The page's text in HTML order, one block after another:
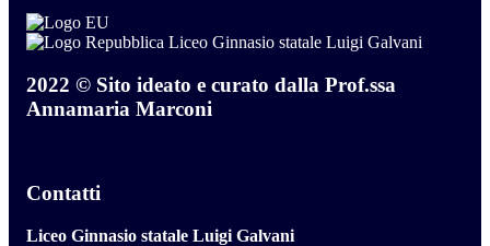
Liceo Ginnasio statale Luigi Galvani
2022 © Sito ideato e curato dalla Prof.ssa
Annamaria Marconi
Contatti
Liceo Ginnasio statale Luigi Galvani